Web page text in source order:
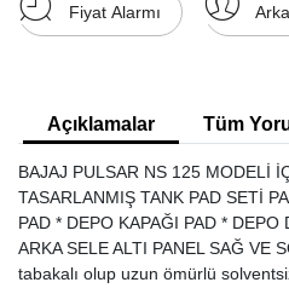
Fiyat Alarmı
Açıklamalar Tüm
BAJAJ PULSAR NS 125 MODELİ
TASARLANMIŞ TANK PAD SETİ
PAD * DEPO KAPAĞI PAD *
ARKA SELE ALTI PANEL SAĞ VE
tabakalı olup uzun ömürlü